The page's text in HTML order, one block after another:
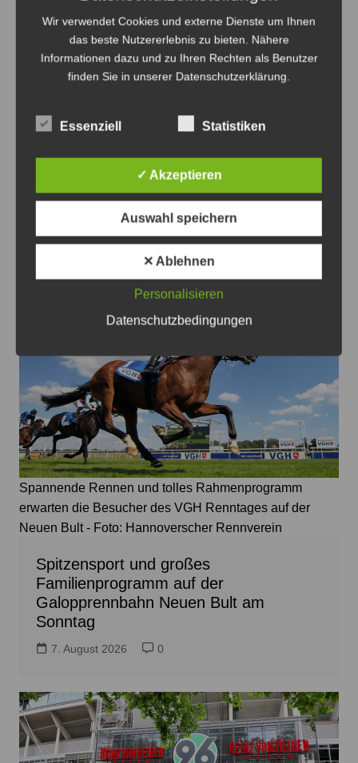
Beitragsnavigation
Das könnte Sie auch interessieren
Spannende Rennen und tolles Rahmenprogramm
erwarten die Besucher des VGH Renntages auf der
Neuen Bult - Foto: Hannoverscher Rennverein
Spitzensport und großes
Familienprogramm auf der
Galopprennbahn Neuen Bult am
Sonntag
7. August 2026 0
Wir verwendet Cookies und externe Dienste um Ihnen
das beste Nutzererlebnis zu bieten. Nähere
Informationen dazu und zu Ihren Rechten als Benutzer
finden Sie in unserer Datenschutzerklärung.
Essenziell Statistiken
✓ Akzeptieren
Auswahl speichern
✕ Ablehnen
Personalisieren
Datenschutzbedingungen